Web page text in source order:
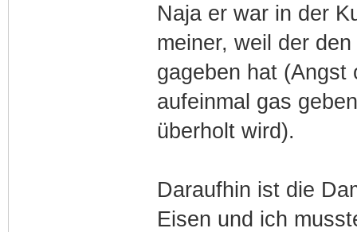
Naja er war in der
meiner, weil der
gageben hat (Angst
aufeinmal gas
überholt wird).
Daraufhin ist die
Eisen und ich